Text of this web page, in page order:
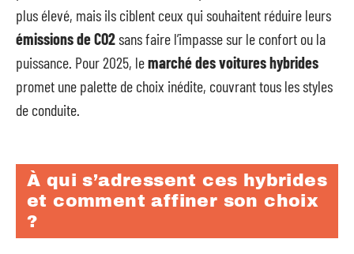
plus élevé, mais ils ciblent ceux qui souhaitent réduire leurs
émissions de CO2sans faire l’impasse sur le confort ou la
puissance. Pour 2025, lemarché des voitures hybrides
promet une palette de choix inédite, couvrant tous les styles
de conduite.
À qui s’adressent ces hybrides
et comment affiner son choix
?